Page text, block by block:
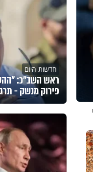
חדשות היום
ראש השב"כ:
פירוק מנשק -